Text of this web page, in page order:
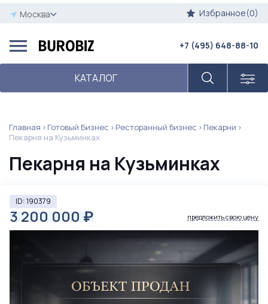
Москва Избранное(0)
КАТАЛОГ
+7 (495) 648-88-10
Главная Готовый Бизнес Ресторанный бизнес
Пекарни
Пекарня на Кузьминках
Пекарня на Кузьминках
ID: 190379
3 200 000 ₽ предложить свою цену